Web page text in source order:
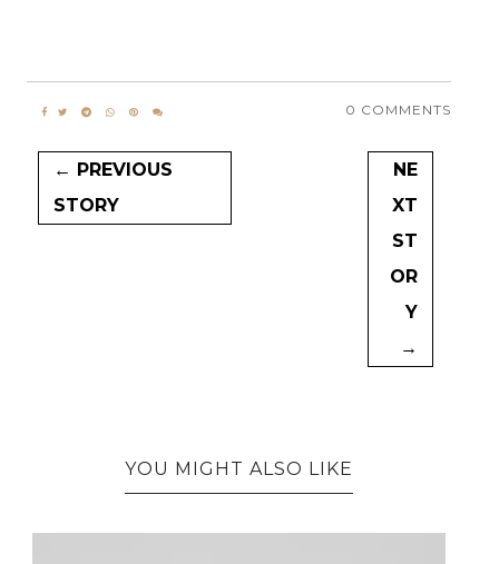
0 COMMENTS
← PREVIOUS
STORY
NE
XT
ST
OR
Y
→
YOU MIGHT ALSO LIKE